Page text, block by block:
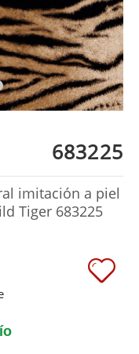
683225
imitación a piel
Tiger 683225